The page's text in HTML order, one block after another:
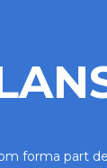
forma part